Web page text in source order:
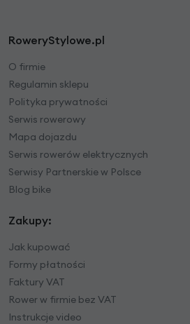
RoweryStylowe.pl
O firmie
Regulamin sklepu
Polityka prywatności
Serwis rowerowy
Mapa dojazdu
Serwis rowerów elektrycznych
Serwisy Partnerskie w Polsce
Blog bike
Zakupy:
Jak kupować
Formy płatności
Faktury VAT
Rower w firmie bez VAT
Instrukcje video